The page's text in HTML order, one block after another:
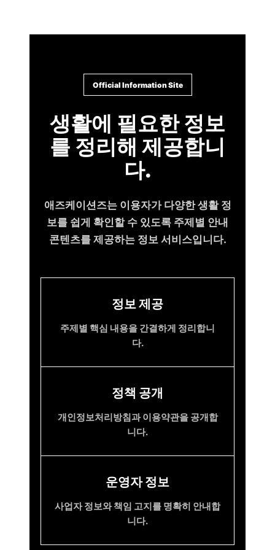
Official Information Site
생활에 필요한 정보
를 정리해 제공합니
다.
애즈케이션즈는 이용자가 다양한 생활 정
보를 쉽게 확인할 수 있도록 주제별 안내
콘텐츠를 제공하는 정보 서비스입니다.
정보 제공
주제별 핵심 내용을 간결하게 정리합니
다.
정책 공개
개인정보처리방침과 이용약관을 공개합
니다.
운영자 정보
사업자 정보와 책임 고지를 명확히 안내합
니다.